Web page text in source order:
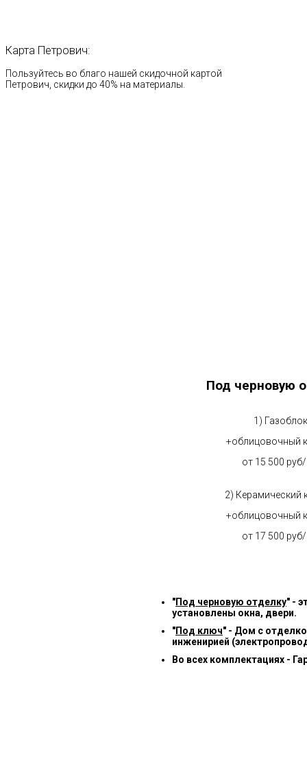
Карта Петрович:
Пользуйтесь во благо нашей скидочной картой
Петрович, скидки до 40% на материалы.
Под черновую
1) Газоблок
+облицовочный
от 15 500
2) Керамический
+облицовочный
от 17 500
"Под черновую отделку" -
установлены окна, двери.
"Под ключ" - Дом с
инженирией
Во всех комплектациях -